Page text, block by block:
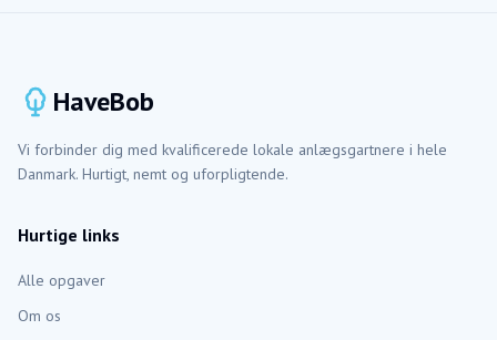
HaveBob
Vi forbinder dig med kvalificerede lokale anlægsgartnere i hele
Danmark. Hurtigt, nemt og uforpligtende.
Hurtige links
Alle opgaver
Om os